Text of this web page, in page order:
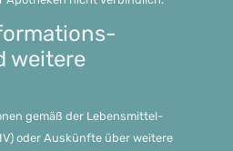
weitere
gemäß der Lebensmittel­
oder Auskünfte über weitere